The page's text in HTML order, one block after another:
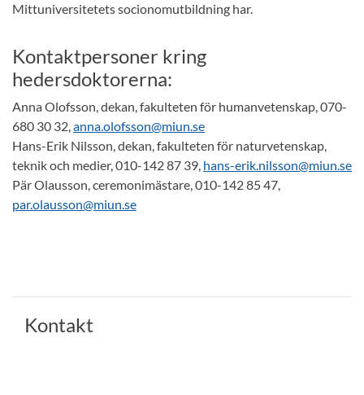
Mittuniversitetets socionomutbildning har.
Kontaktpersoner kring
hedersdoktorerna:
Anna Olofsson, dekan, fakulteten för humanvetenskap, 070-
680 30 32,anna.olofsson@miun.se
Hans-Erik Nilsson, dekan, fakulteten för naturvetenskap,
teknik och medier, 010-142 87 39, hans-erik.nilsson@miun.se
Pär Olausson, ceremonimästare, 010-142 85 47,
par.olausson@miun.se
Kontakt